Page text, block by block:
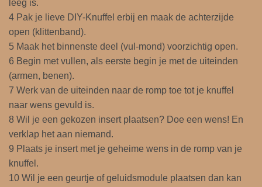
N
G
K
n
u
f
f
e
l
M
a
k
e
leeg is.
4 Pak je lieve DIY-Knuffel erbij en maak de achterzijde
open (klittenband).
5 Maak het binnenste deel (vul-mond) voorzichtig open.
6 Begin met vullen, als eerste begin je met de uiteinden
(armen, benen).
7 Werk van de uiteinden naar de romp toe tot je knuffel
naar wens gevuld is.
8 Wil je een gekozen insert plaatsen? Doe een wens! En
verklap het aan niemand.
9 Plaats je insert met je geheime wens in de romp van je
knuffel.
10 Wil je een geurtje of geluidsmodule plaatsen dan kan